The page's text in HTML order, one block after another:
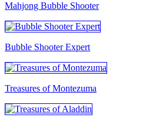
Mahjong Bubble Shooter
Bubble Shooter Expert
Treasures of Montezuma